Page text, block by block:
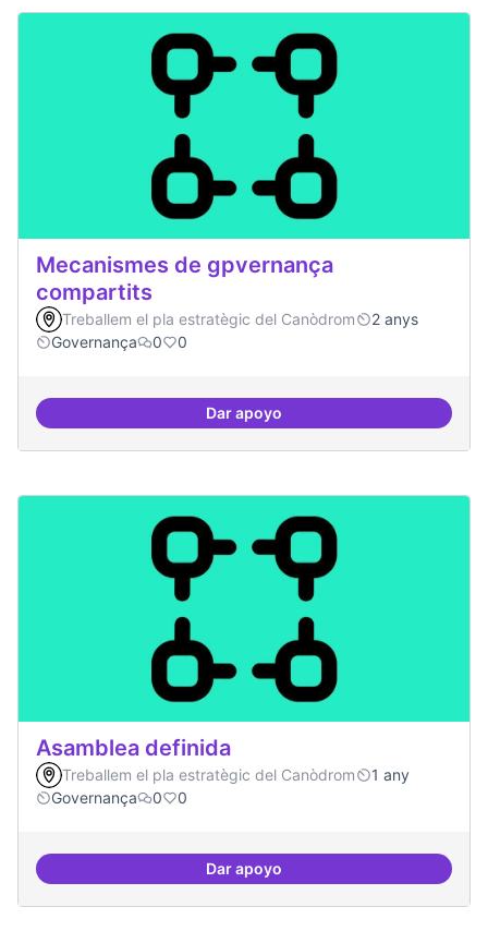
Mecanismes de gpvernança
compartits
Treballem el pla estratègic del Canòdrom
2 anys
Governança
0 0
Dar apoyoMecanismes de gpvernança
Asamblea definida
Treballem el pla estratègic del Canòdrom
1 any
Governança
0 0
Dar apoyoAsamblea definida